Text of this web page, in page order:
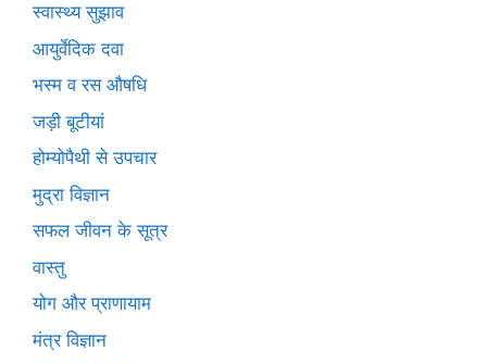
स्वास्थ्य सुझाव
आयुर्वेदिक दवा
भस्म व रस औषधि
जड़ी बूटीयां
होम्योपैथी से उपचार
मुद्रा विज्ञान
सफल जीवन के सूत्र
वास्तु
योग और प्राणायाम
मंत्र विज्ञान